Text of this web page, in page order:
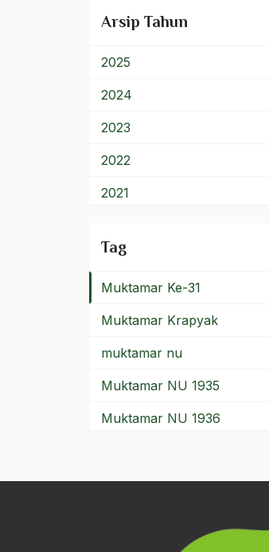
Arsip Tahun
2025
2024
2023
2022
2021
2019
2018
2017
2016
2015
2014
Tag
Mukernas RMI
Mukmin
Muktamar
Muktamar Asembagus
Muktamar Banjarmasin
Muktamar Cipasung
Muktamar ke 31
Muktamar Ke-31
Muktamar Krapyak
muktamar nu
Muktamar NU 1935
Muktamar NU 1936
Muktamar NU 1984
Muktamar NU